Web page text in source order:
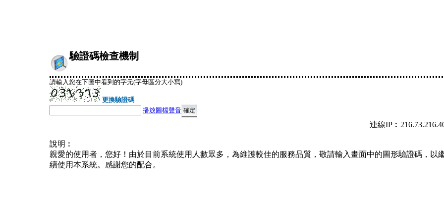
驗證碼檢查機制
請輸入您在下圖中看到的字元(字母區分大小寫)
更換驗證碼
播放圖檔聲音
連線
說明︰
親愛的使用者，您好！由於目前系統使用人數眾多，為維護較佳的服務品質，敬請輸入畫面中的圖形驗證碼，以
續使用本系統。感謝您的配合。